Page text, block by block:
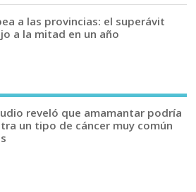
a las provincias: el superávit
a la mitad en un año
reveló que amamantar podría
un tipo de cáncer muy común